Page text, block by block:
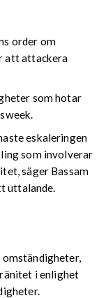
order om
att attackera
som hotar
eskaleringen
som involverar
säger Bassam
uttalande.
omständigheter,
i enlighet